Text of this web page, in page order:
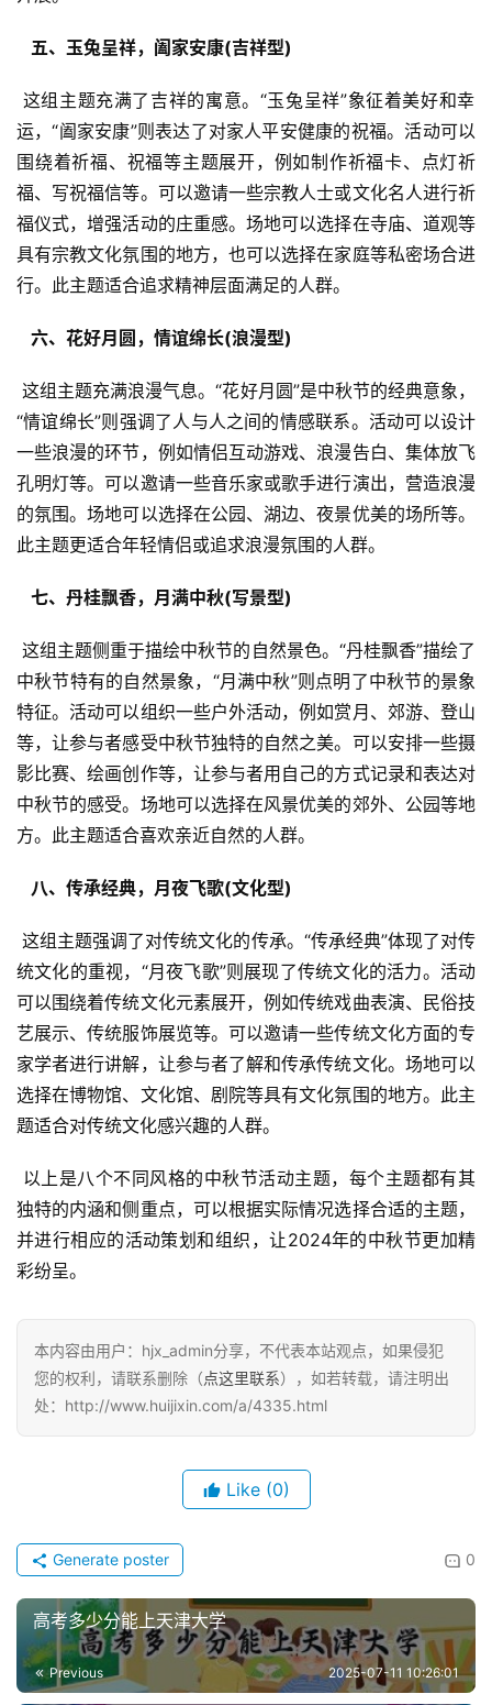
  五、玉兔呈祥，阖家安康(吉祥型)
运，“阖家安康”则表达了对家人平安健康的祝福。活动可以
围绕着祈福、祝福等主题展开，例如制作祈福卡、点灯祈
福、写祝福信等。可以邀请一些宗教人士或文化名人进行祈
福仪式，增强活动的庄重感。场地可以选择在寺庙、道观等
具有宗教文化氛围的地方，也可以选择在家庭等私密场合进
行。此主题适合追求精神层面满足的人群。
  六、花好月圆，情谊绵长(浪漫型)
这组主题充满浪漫气息。“花好月圆”是中秋节的经典意象，
“情谊绵长”则强调了人与人之间的情感联系。活动可以设计
一些浪漫的环节，例如情侣互动游戏、浪漫告白、集体放飞
孔明灯等。可以邀请一些音乐家或歌手进行演出，营造浪漫
的氛围。场地可以选择在公园、湖边、夜景优美的场所等。
此主题更适合年轻情侣或追求浪漫氛围的人群。
  七、丹桂飘香，月满中秋(写景型)
这组主题侧重于描绘中秋节的自然景色。“丹桂飘香”描绘了
中秋节特有的自然景象，“月满中秋”则点明了中秋节的景象
特征。活动可以组织一些户外活动，例如赏月、郊游、登山
等，让参与者感受中秋节独特的自然之美。可以安排一些摄
影比赛、绘画创作等，让参与者用自己的方式记录和表达对
中秋节的感受。场地可以选择在风景优美的郊外、公园等地
方。此主题适合喜欢亲近自然的人群。
  八、传承经典，月夜飞歌(文化型)
这组主题强调了对传统文化的传承。“传承经典”体现了对传
统文化的重视，“月夜飞歌”则展现了传统文化的活力。活动
可以围绕着传统文化元素展开，例如传统戏曲表演、民俗技
艺展示、传统服饰展览等。可以邀请一些传统文化方面的专
家学者进行讲解，让参与者了解和传承传统文化。场地可以
选择在博物馆、文化馆、剧院等具有文化氛围的地方。此主
题适合对传统文化感兴趣的人群。
独特的内涵和侧重点，可以根据实际情况选择合适的主题，
并进行相应的活动策划和组织，让2024年的中秋节更加精
彩纷呈。
本内容由用户：hjx_admin分享，不代表本站观点，如果侵犯
您的权利，请联系删除（点这里联系），如若转载，请注明出
处：http://www.huijixin.com/a/4335.html
Like (0)
0
Generate poster
高考多少分能上天津大学
Previous 2025-07-11 10:26:01